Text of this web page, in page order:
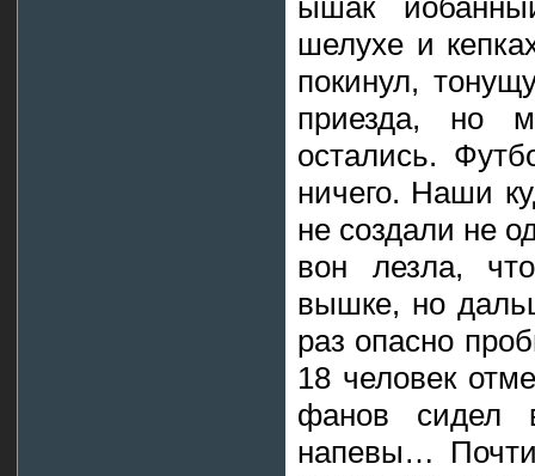
ышак
шелухе и
покинул,
приезда, но
остались.
ничего. Наши
не создали не
вон лезла,
вышке, но
раз опасно
18 человек
фанов сидел
напевы…